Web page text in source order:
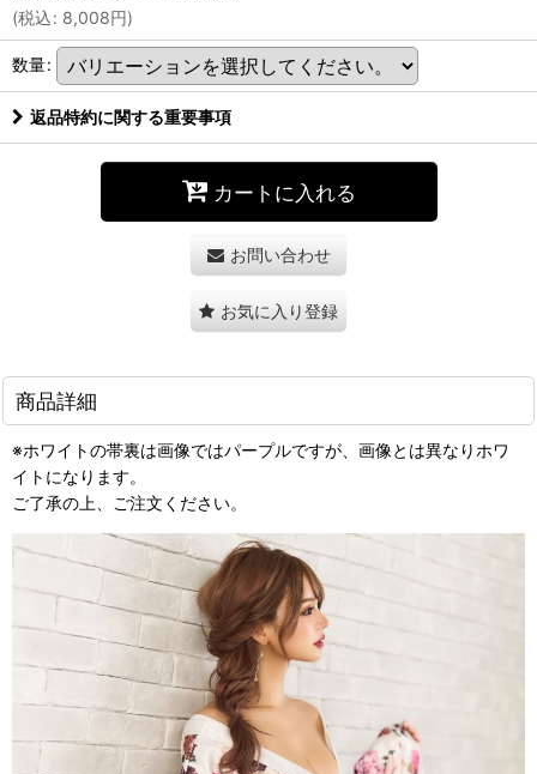
(税込: 8,008円)
数量:
返品特約に関する重要事項
カートに入れる
お問い合わせ
お気に入り登録
商品詳細
※ホワイトの帯裏は画像ではパープルですが、画像とは異なりホワ
イトになります。
ご了承の上、ご注文ください。